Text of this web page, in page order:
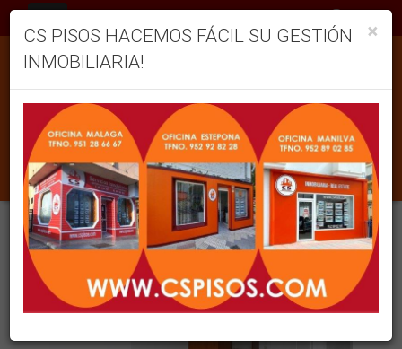
NUESTROS INMUEBLES
Filtrar Ordenar
237 inmuebles en total
Mostrar resultados 12
×
CS PISOS HACEMOS FÁCIL SU GESTIÓN
INMOBILIARIA!